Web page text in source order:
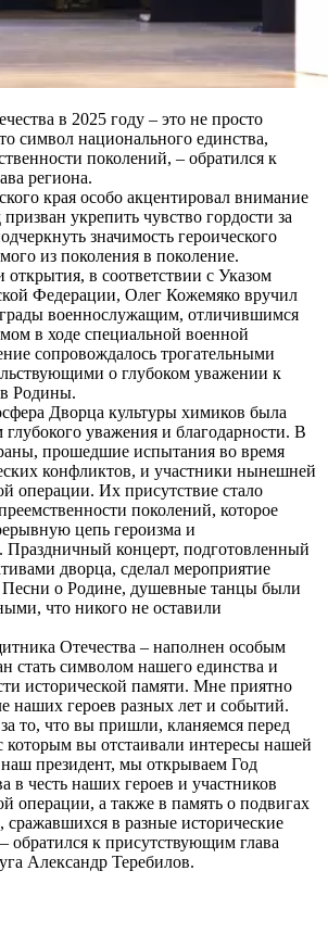
в 2025 году – это не просто
символ национального единства,
поколений, – обратился к
региона.
края особо акцентировал внимание
укрепить чувство гордости за
значимость героического
из поколения в поколение.
в соответствии с Указом
Федерации, Олег Кожемяко вручил
военнослужащим, отличившимся
в ходе специальной военной
сопровождалось трогательными
о глубоком уважении к
Родины.
Дворца культуры химиков была
уважения и благодарности. В
прошедшие испытания во время
конфликтов, и участники нынешней
операции. Их присутствие стало
поколений, которое
цепь героизма и
Праздничный концерт, подготовленный
дворца, сделал мероприятие
о Родине, душевные танцы были
что никого не оставили
Отечества – наполнен особым
стать символом нашего единства и
исторической памяти. Мне приятно
наших героев разных лет и событий.
то, что вы пришли, кланяемся перед
вы отстаивали интересы нашей
президент, мы открываем Год
в честь наших героев и участников
операции, а также в память о подвигах
сражавшихся в разные исторические
обратился к присутствующим глава
Александр Теребилов.